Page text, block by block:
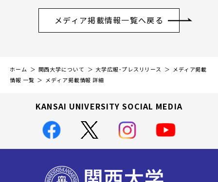
メディア掲載情報一覧へ戻る
ホーム 関西大学について 大学広報・プレスリリース
メディア掲載
情報 一覧
メディア掲載情報 詳細
KANSAI UNIVERSITY SOCIAL MEDIA